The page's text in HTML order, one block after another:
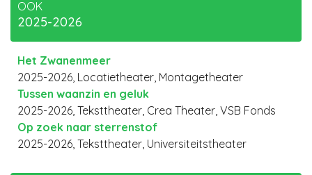
OOK
2025-2026
Het Zwanenmeer
2025-2026, Locatietheater, Montagetheater
Tussen waanzin en geluk
2025-2026, Teksttheater, Crea Theater, VSB Fonds
Op zoek naar sterrenstof
2025-2026, Teksttheater, Universiteitstheater